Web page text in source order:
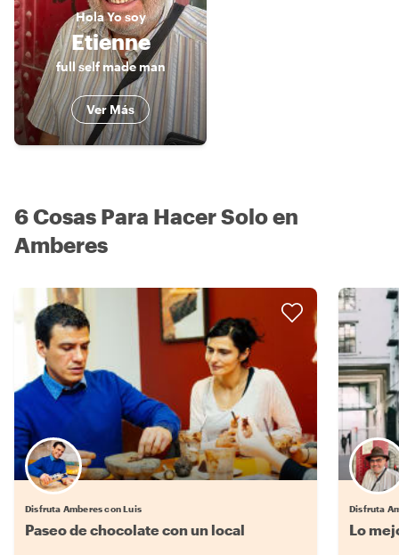
HolaYo soy
Etienne
full self made man
Ver Más
6 Cosas Para Hacer Solo en
Amberes
Disfruta Amberes con Luis
Paseo de chocolate con un local
Disfruta
Lo